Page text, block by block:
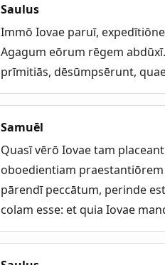
Saulus
Immō Iovae paruī,
Agagum eōrum rēgem
prīmitiās, dēsūmpsērunt,
Samuēl
Quasī vērō Iovae tam
oboedientiam
pārendī peccātum, perinde
colam esse: et quia Iovae